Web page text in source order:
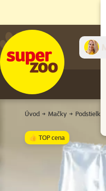
Úvod Mačky Podstielky
👍 TOP cena